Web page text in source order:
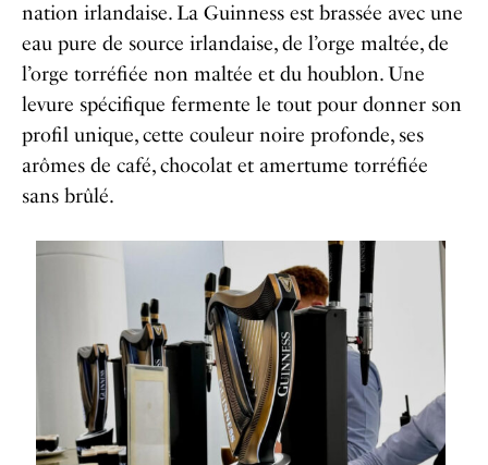
nation irlandaise. La Guinness est brassée avec une
eau pure de source irlandaise, de l’orge maltée, de
l’orge torréfiée non maltée et du houblon. Une
levure spécifique fermente le tout pour donner son
profil unique, cette couleur noire profonde, ses
arômes de café, chocolat et amertume torréfiée
sans brûlé.